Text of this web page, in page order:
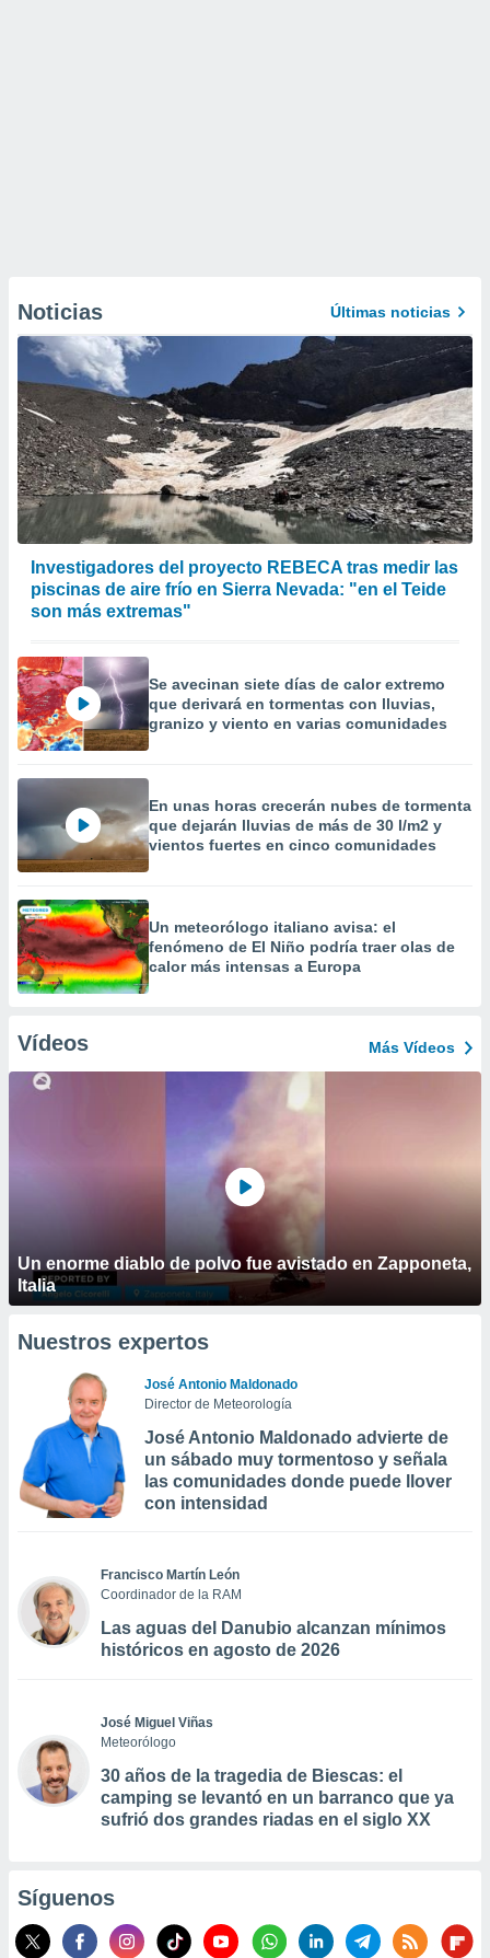
Noticias Últimas noticias
Investigadores del proyecto REBECA tras medir las
piscinas de aire frío en Sierra Nevada: "en el Teide
son más extremas"
Se avecinan siete días de calor extremo
que derivará en tormentas con lluvias,
granizo y viento en varias comunidades
En unas horas crecerán nubes de tormenta
que dejarán lluvias de más de 30 l/m2 y
vientos fuertes en cinco comunidades
Un meteorólogo italiano avisa: el
fenómeno de El Niño podría traer olas de
calor más intensas a Europa
Vídeos Más Vídeos
Un enorme diablo de polvo fue avistado en Zapponeta,
Italia
Nuestros expertos
José Antonio Maldonado
Director de Meteorología
José Antonio Maldonado advierte de
un sábado muy tormentoso y señala
las comunidades donde puede llover
con intensidad
Francisco Martín León
Coordinador de la RAM
Las aguas del Danubio alcanzan mínimos
históricos en agosto de 2026
José Miguel Viñas
Meteorólogo
30 años de la tragedia de Biescas: el
camping se levantó en un barranco que ya
sufrió dos grandes riadas en el siglo XX
Síguenos